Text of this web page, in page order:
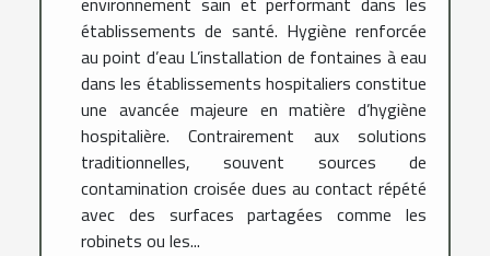
établissements de santé. Hygiène renforcée
au point d’eau L’installation de fontaines à eau
dans les établissements hospitaliers constitue
une avancée majeure en matière d’hygiène
hospitalière. Contrairement aux solutions
traditionnelles, souvent sources de
contamination croisée dues au contact répété
avec des surfaces partagées comme les
robinets ou les...